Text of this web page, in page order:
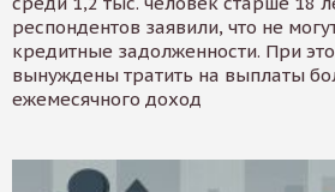
респондентов заявили, что не
кредитные задолженности. При
вынуждены тратить на выплаты
ежемесячного доход